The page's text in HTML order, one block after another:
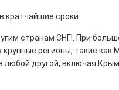
кратчайшие сроки.
странам СНГ!. При
регионы, такие как
любой другой, включая